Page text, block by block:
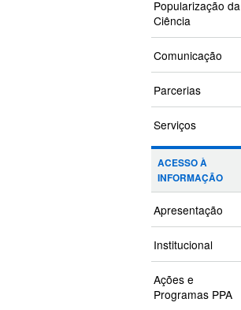
Popularização da
Ciência
Comunicação
Parcerias
Serviços
ACESSO À
INFORMAÇÃO
Apresentação
Institucional
Ações e
Programas PPA